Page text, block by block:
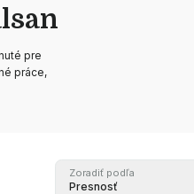
pre
práce,
Zoradiť podľa
Presnosť